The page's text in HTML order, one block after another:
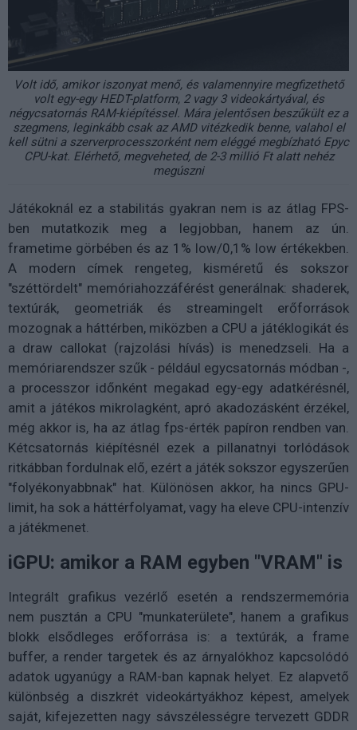
Volt idő, amikor iszonyat menő, és valamennyire megfizethető
volt egy-egy HEDT-platform, 2 vagy 3 videokártyával, és
négycsatornás RAM-kiépítéssel. Mára jelentősen beszűkült ez a
szegmens, leginkább csak az AMD vitézkedik benne, valahol el
kell sütni a szerverprocesszorként nem eléggé megbízható Epyc
CPU-kat. Elérhető, megveheted, de 2-3 millió Ft alatt nehéz
megúszni
Játékoknál ez a stabilitás gyakran nem is az átlag FPS-
ben mutatkozik meg a legjobban, hanem az ún.
frametime görbében és az 1% low/0,1% low értékekben.
A modern címek rengeteg, kisméretű és sokszor
"széttördelt" memóriahozzáférést generálnak: shaderek,
textúrák, geometriák és streamingelt erőforrások
mozognak a háttérben, miközben a CPU a játéklogikát és
a draw callokat (rajzolási hívás) is menedzseli. Ha a
memóriarendszer szűk - például egycsatornás módban -,
a processzor időnként megakad egy-egy adatkérésnél,
amit a játékos mikrolagként, apró akadozásként érzékel,
még akkor is, ha az átlag fps-érték papíron rendben van.
Kétcsatornás kiépítésnél ezek a pillanatnyi torlódások
ritkábban fordulnak elő, ezért a játék sokszor egyszerűen
"folyékonyabbnak" hat. Különösen akkor, ha nincs GPU-
limit, ha sok a háttérfolyamat, vagy ha eleve CPU-intenzív
a játékmenet.
iGPU: amikor a RAM egyben "VRAM" is
Integrált grafikus vezérlő esetén a rendszermemória
nem pusztán a CPU "munkaterülete", hanem a grafikus
blokk elsődleges erőforrása is: a textúrák, a frame
buffer, a render targetek és az árnyalókhoz kapcsolódó
adatok ugyanúgy a RAM-ban kapnak helyet. Ez alapvető
különbség a diszkrét videokártyákhoz képest, amelyek
saját, kifejezetten nagy sávszélességre tervezett GDDR